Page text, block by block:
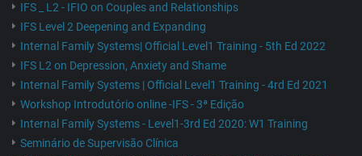
IFS _ L2 - IFIO on Couples and Relationships
IFS Level 2 Deepening and Expanding
Internal Family Systems| Official Level1 Training - 5th Ed 2022
IFS L2 on Depression, Anxiety and Shame
Internal Family Systems | Official Level1 Training - 4rd Ed 2021
Workshop Introdutório online -IFS - 3ª Edição
Internal Family Systems - Level1-3rd Ed 2020: W1 Training
Seminário de Supervisão Clínica